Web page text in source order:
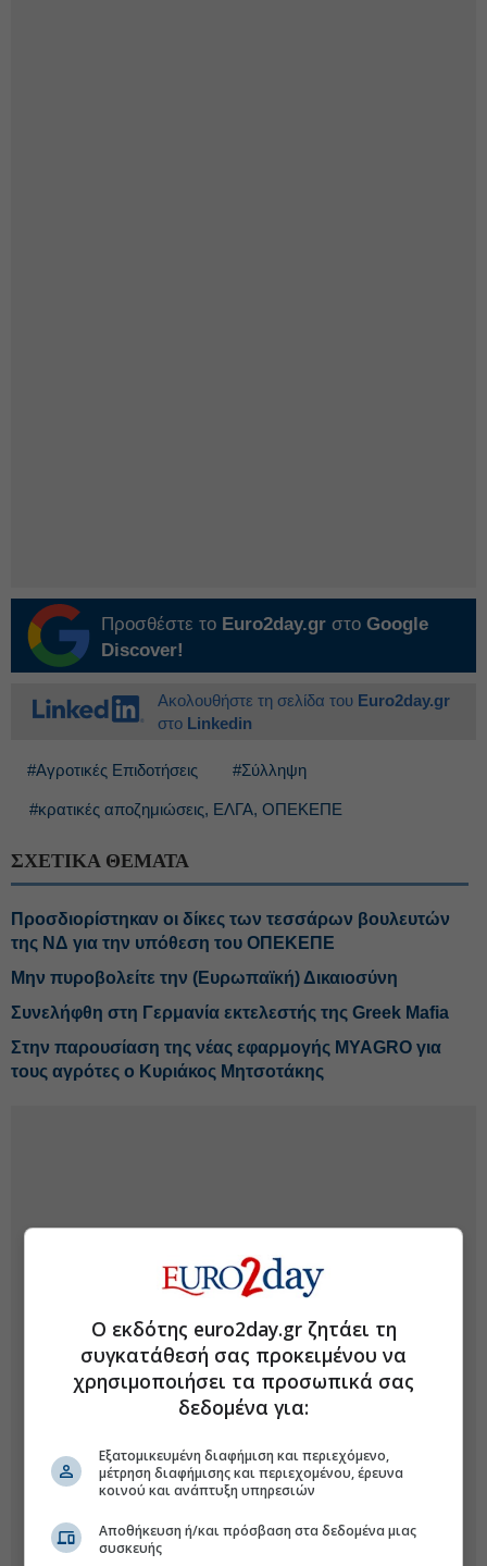
Προσθέστε το Euro2day.gr στο Google
Discover!
Ακολουθήστε τη σελίδα του Euro2day.gr
στο Linkedin
#Αγροτικές Επιδοτήσεις #Σύλληψη
#κρατικές αποζημιώσεις, ΕΛΓΑ, ΟΠΕΚΕΠΕ
ΣΧΕΤΙΚΑ ΘΕΜΑΤΑ
Προσδιορίστηκαν οι δίκες των τεσσάρων βουλευτών
της ΝΔ για την υπόθεση του ΟΠΕΚΕΠΕ
Μην πυροβολείτε την (Ευρωπαϊκή) Δικαιοσύνη
Συνελήφθη στη Γερμανία εκτελεστής της Greek Mafia
Στην παρουσίαση της νέας εφαρμογής MYAGRO για
τους αγρότες ο Κυριάκος Μητσοτάκης
Ο εκδότης euro2day.gr ζητάει τη
συγκατάθεσή σας προκειμένου να
χρησιμοποιήσει τα προσωπικά σας
δεδομένα για:
Εξατομικευμένη διαφήμιση και περιεχόμενο,
μέτρηση διαφήμισης και περιεχομένου, έρευνα
κοινού και ανάπτυξη υπηρεσιών
Αποθήκευση ή/και πρόσβαση στα δεδομένα μιας
συσκευής